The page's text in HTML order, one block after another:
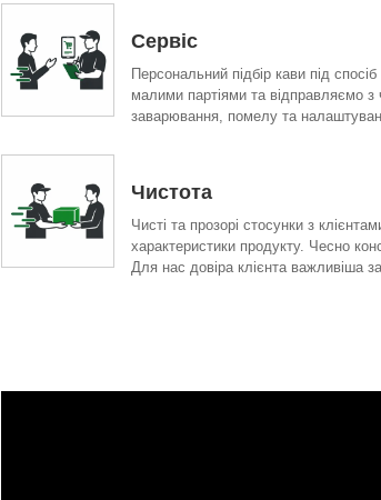
Сервіс
Персональний підбір кави під
малими партіями та відправляємо
заварювання, помелу та
Чистота
Чисті та прозорі стосунки з
характеристики продукту. Чесно
Для нас довіра клієнта важливіша